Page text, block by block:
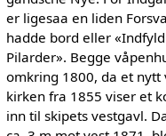
er ligesaa en liden
hadde bord eller
Pilarder». Begge
omkring 1800, da et nytt
kirken fra 1855 viser et
inn til skipets vestgavl.